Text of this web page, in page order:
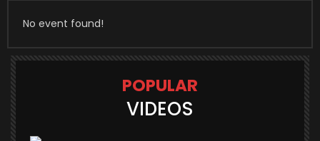
No event found!
POPULAR
VIDEOS